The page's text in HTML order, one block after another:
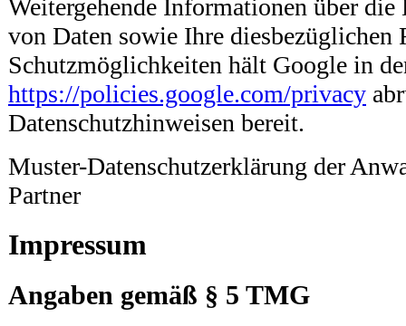
Weitergehende Informationen über
von Daten sowie Ihre diesbezüglichen
Schutzmöglichkeiten hält Google in
https://policies.google.com/privacy
Datenschutzhinweisen bereit.
Muster-Datenschutzerklärung der
Partner
Impressum
Angaben gemäß § 5 TMG